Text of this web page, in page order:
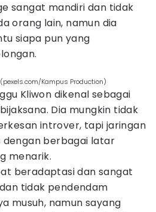
sangat mandiri dan tidak
orang lain, namun dia
siapa pun yang
Kampus Production)
Kliwon dikenal sebagai
Dia mungkin tidak
introver, tapi jaringan
berbagai latar
menarik.
beradaptasi dan sangat
tidak pendendam
musuh, namun sayang